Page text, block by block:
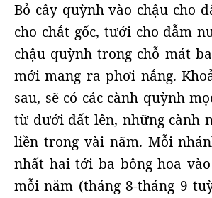
Bỏ cây quỳnh vào chậu cho
cho chắt gốc, tưới cho đẫm
chậu quỳnh trong chỗ mát
mới mang ra phơi nắng.
sau, sẽ có các cành quỳnh
từ dưới đất lên, những cành
liền trong vài nãm. Mỗi
nhất hai tới ba bông hoa
mỗi năm (tháng 8-tháng 9